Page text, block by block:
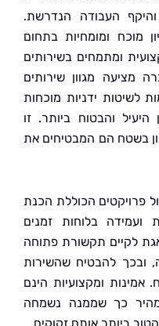
הנדרשת.
בתחום
בשירותים
שירותים
ידניות מוכחות
ביותר. זו
המבטיחים את
הכוללת הכנת
בלוחות זמנים
תקשורת פתוחה
שהשירות
הינם
שממנה נשמחה